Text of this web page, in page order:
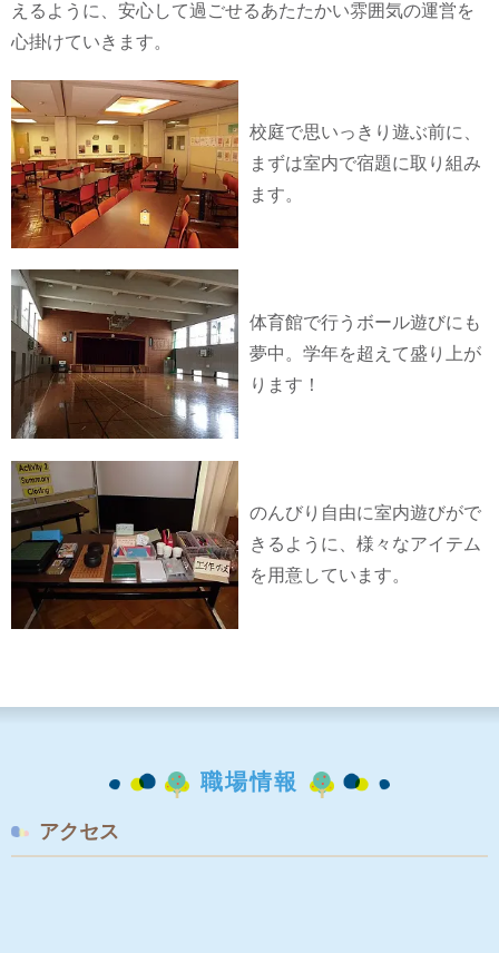
えるように、安心して過ごせるあたたかい雰囲気の運営を
心掛けていきます。
校庭で思いっきり遊ぶ前に、
まずは室内で宿題に取り組み
ます。
体育館で行うボール遊びにも
夢中。学年を超えて盛り上が
ります！
のんびり自由に室内遊びがで
きるように、様々なアイテム
を用意しています。
職場情報
アクセス